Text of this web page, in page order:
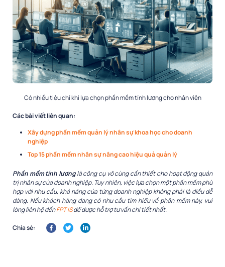
Có nhiều tiêu chí khi lựa chọn phần mềm tính lương cho nhân viên
Các bài viết liên quan:
Xây dựng phần mềm quản lý nhân sự khoa học cho doanh
nghiệp
Top 15 phần mềm nhân sự nâng cao hiệu quả quản lý
Phần mềm tính lươnglà công cụ vô cùng cần thiết cho hoạt động quản
trị nhân sự của doanh nghiệp. Tuy nhiên, việc lựa chọn một phần mềm phù
hợp với nhu cầu, khả năng của từng doanh nghiệp không phải là điều dễ
dàng. Nếu khách hàng đang có nhu cầu tìm hiểu về phần mềm này, vui
lòng liên hệ đếnFPT ISđể được hỗ trợ tư vấn chi tiết nhất.
Chia sẻ: